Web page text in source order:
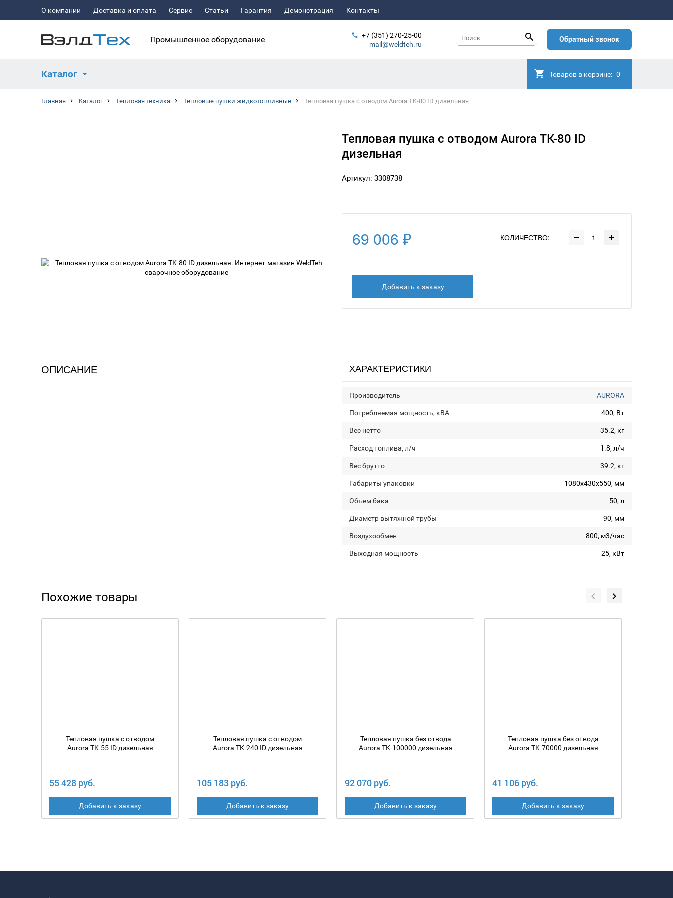
О компании Доставка и оплата Сервис Статьи Гарантия Демонстрация Контакты
Промышленное оборудование
+7 (351) 270-25-00
mail@weldteh.ru
Обратный звонок
Каталог Товаров в корзине: 0
Главная Каталог Тепловая техника Тепловые пушки жидкотопливные Тепловая пушка с отводом Aurora TK-80 ID дизельная
Тепловая пушка с отводом Aurora TK-80 ID
дизельная
Артикул: 3308738
69 006 ₽ КОЛИЧЕСТВО:
Добавить к заказу
ОПИСАНИЕ ХАРАКТЕРИСТИКИ
Производитель AURORA
Потребляемая мощность, кВА 400, Вт
Вес нетто 35.2, кг
Расход топлива, л/ч 1.8, л/ч
Вес брутто 39.2, кг
Габариты упаковки 1080х430х550, мм
Объем бака 50, л
Диаметр вытяжной трубы 90, мм
Воздухообмен 800, м3/час
Выходная мощность 25, кВт
Похожие товары
Тепловая пушка с отводом
Aurora TK-55 ID дизельная
55 428 руб.
Добавить к заказу
Тепловая пушка с отводом
Aurora TK-240 ID дизельная
105 183 руб.
Добавить к заказу
Тепловая пушка без отвода
Aurora TK-100000 дизельная
92 070 руб.
Добавить к заказу
Тепловая пушка без отвода
Aurora TK-70000 дизельная
41 106 руб.
Добавить к заказу